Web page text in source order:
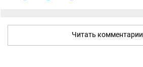
Читать комментарии